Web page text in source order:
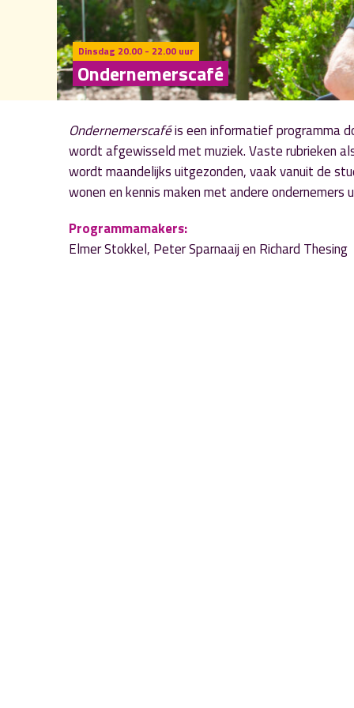
Dinsdag 20.00 - 22.00 uur
Ondernemerscafé
Ondernemerscaféis een informatief programma
wordt afgewisseld met muziek. Vaste rubrieken
wordt maandelijks uitgezonden, vaak vanuit de
wonen en kennis maken met andere ondernemers
Programmamakers:
Elmer Stokkel, Peter Sparnaaij en Richard Thesing